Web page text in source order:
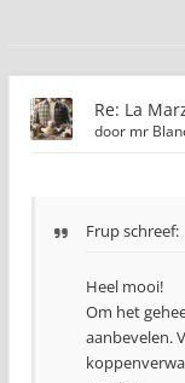
Re: La
door mr
Frupschreef:
Heel mooi!
Om het
aanbevelen.